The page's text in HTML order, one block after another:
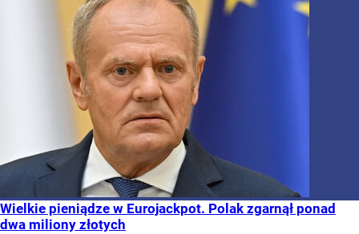
Wielkie pieniądze w Eurojackpot. Polak zgarnął ponad
dwa miliony złotych